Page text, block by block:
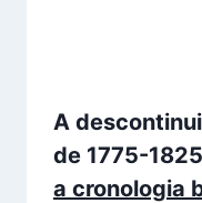
A
de 1775-
a cronologia